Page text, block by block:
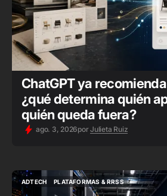
ChatGPT ya
¿qué determina quién
quién queda fuera?
ago. 3, 2026porJulieta Ruiz
ADTECH
ADTECH
PLATAFORMAS & RRSS
PLATAFORMAS & RRSS